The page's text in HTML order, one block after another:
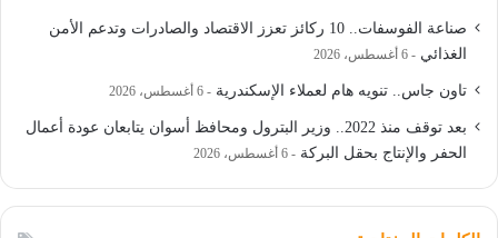
صناعة الفوسفات.. 10 ركائز تعزز الاقتصاد والصادرات وتدعم الأمن
الغذائي
6 أغسطس، 2026
تاون جاس.. تنويه هام لعملاء الإسكندرية 6 أغسطس، 2026
بعد توقف منذ 2022.. وزير البترول ومحافظ أسوان يتابعان عودة أعمال
الحفر والإنتاج بحقل البركة
6 أغسطس، 2026